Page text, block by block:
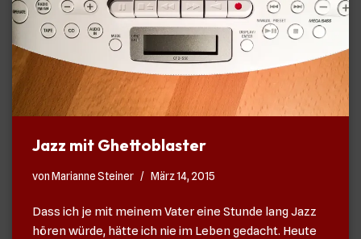
Jazz mit Ghettoblaster
vonMarianne Steiner März 14, 2015
Dass ich je mit meinem Vater eine Stunde lang Jazz
hören würde, hätte ich nie im Leben gedacht. Heute